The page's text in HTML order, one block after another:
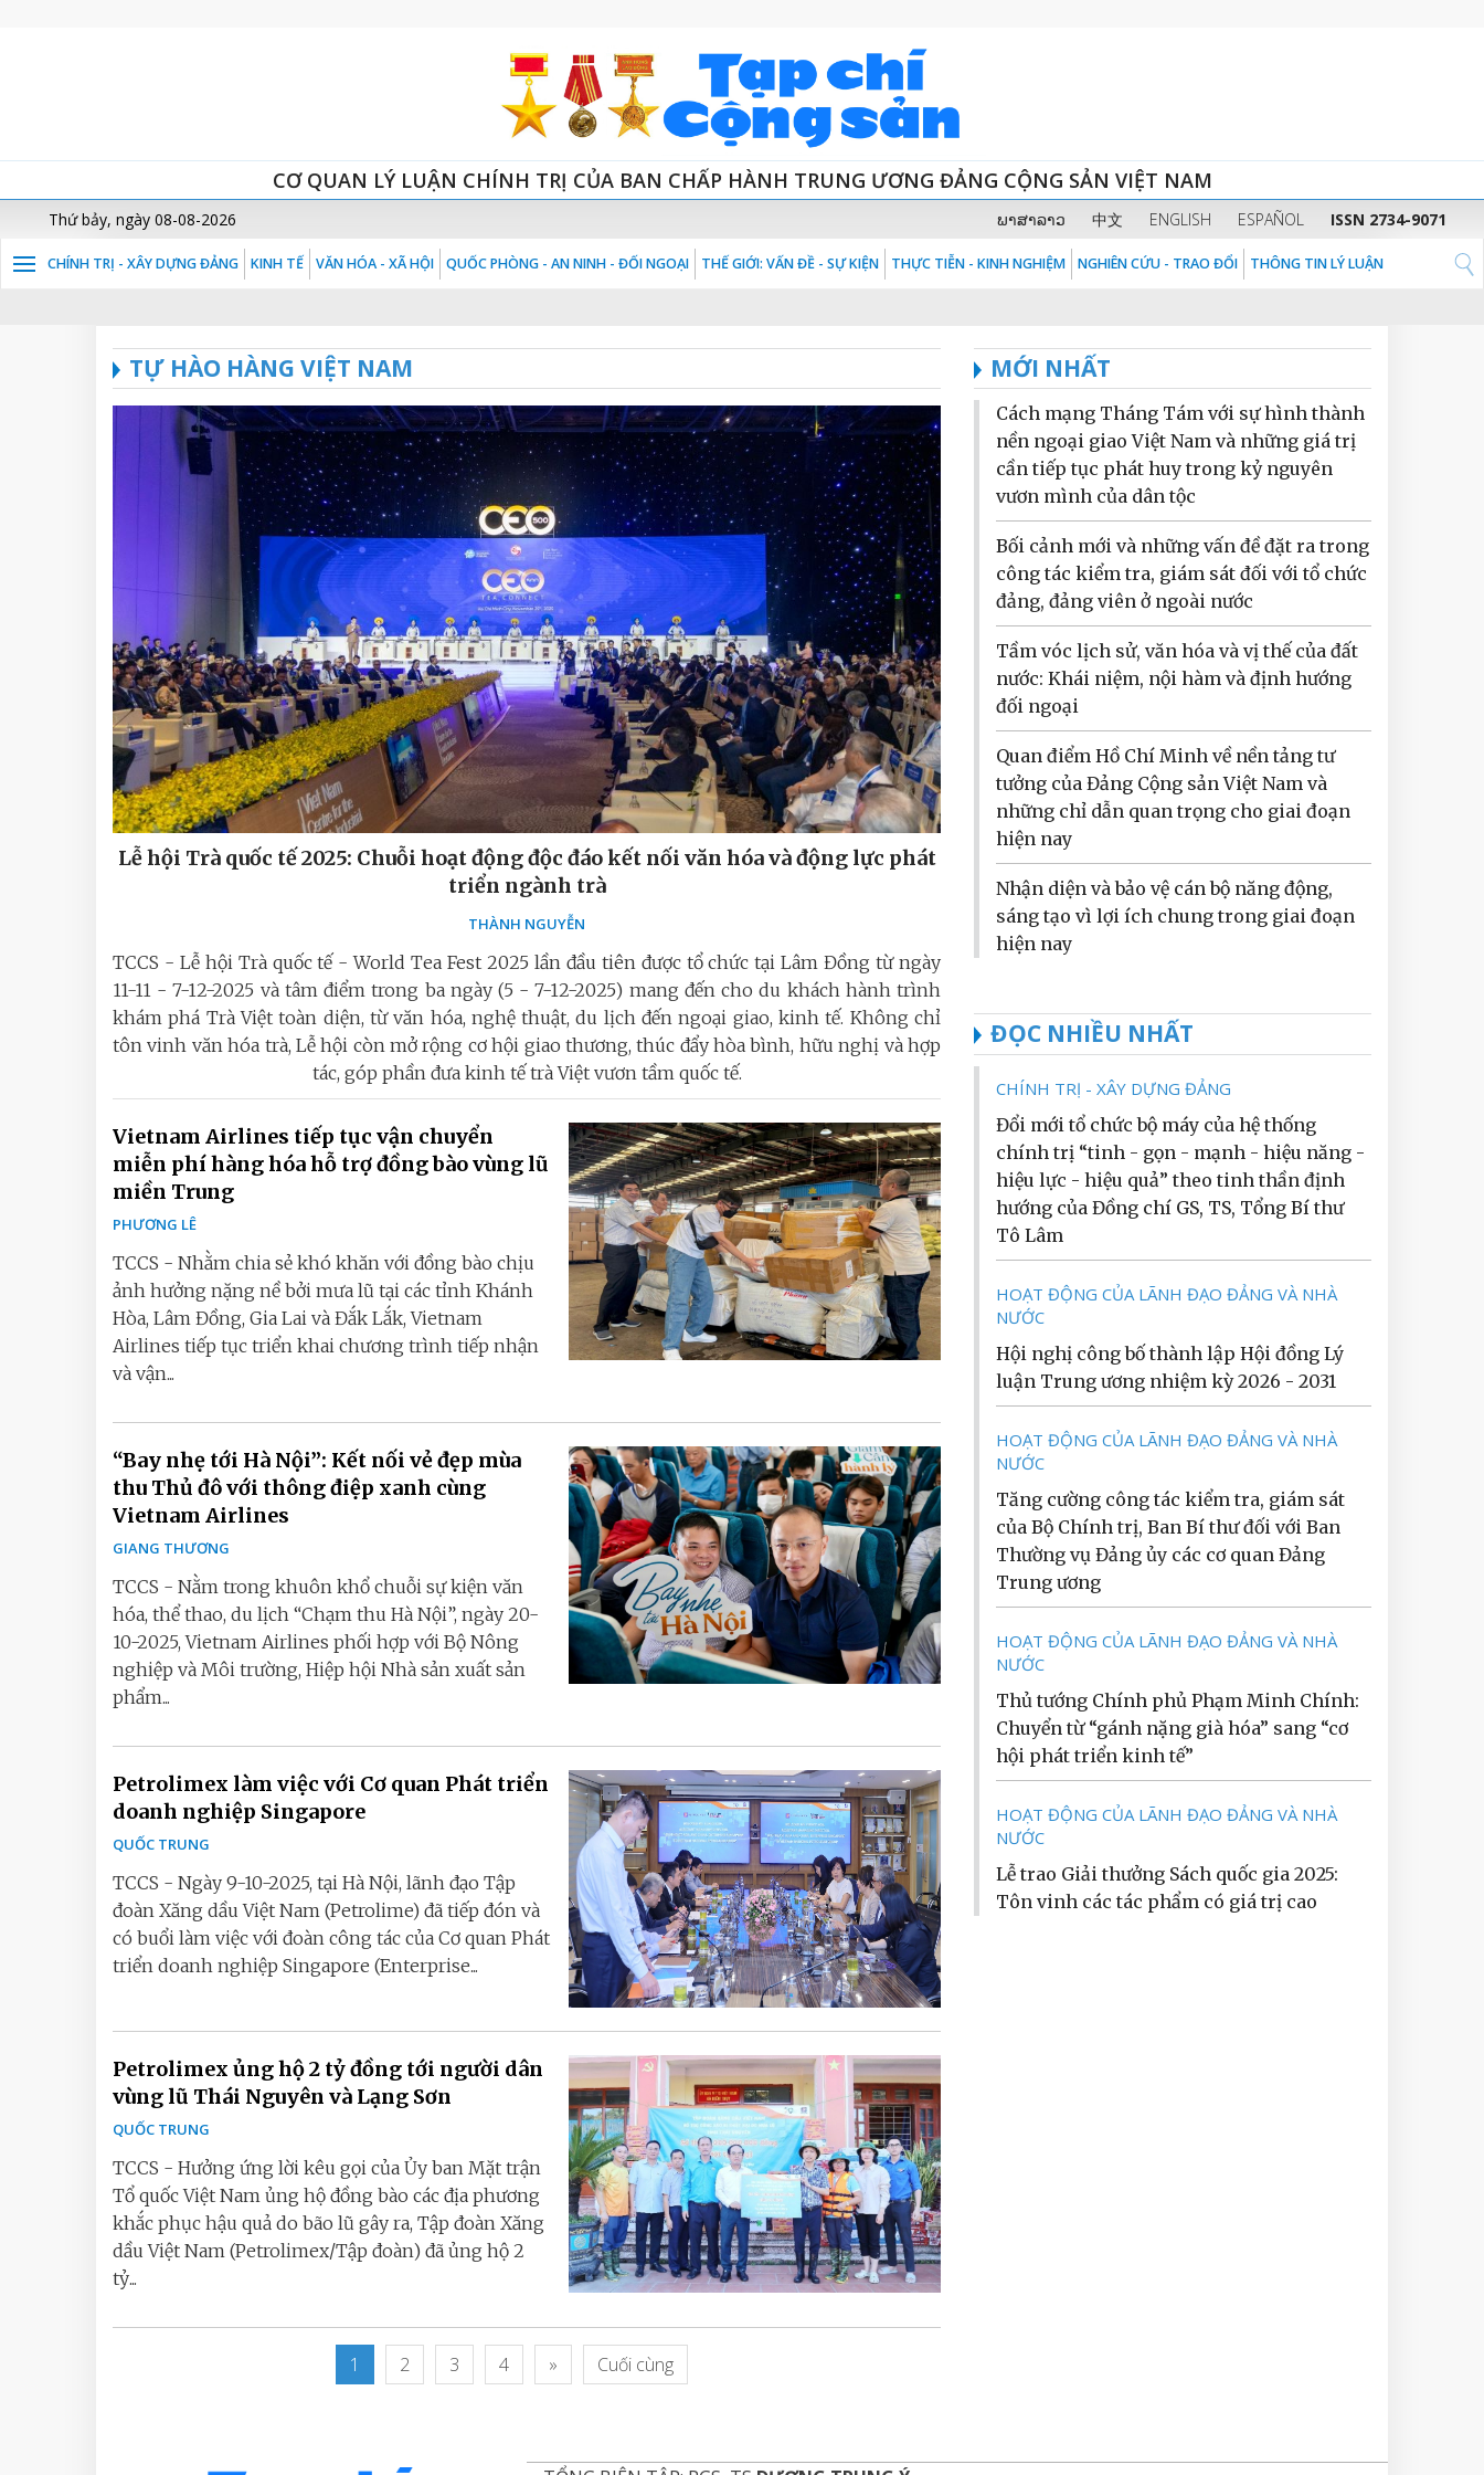
CƠ QUAN LÝ LUẬN CHÍNH TRỊ CỦA BAN CHẤP HÀNH TRUNG ƯƠNG ĐẢNG CỘNG SẢN VIỆT NAM
Thứ bảy, ngày 08-08-2026 ພາສາລາວ 中文 ENGLISH ESPAÑOL ISSN 2734-9071
CHÍNH TRỊ - XÂY DỰNG ĐẢNG KINH TẾ VĂN HÓA - XÃ HỘI QUỐC PHÒNG - AN NINH - ĐỐI NGOẠI THẾ GIỚI: VẤN ĐỀ - SỰ KIỆN THỰC TIỄN - KINH NGHIỆM NGHIÊN CỨU - TRAO ĐỔI THÔNG TIN LÝ LUẬN
TỰ HÀO HÀNG VIỆT NAM
Lễ hội Trà quốc tế 2025: Chuỗi hoạt động độc đáo kết nối văn hóa và động lực phát
triển ngành trà
THÀNH NGUYỄN
TCCS - Lễ hội Trà quốc tế - World Tea Fest 2025 lần đầu tiên được tổ chức tại Lâm Đồng từ ngày
11-11 - 7-12-2025 và tâm điểm trong ba ngày (5 - 7-12-2025) mang đến cho du khách hành trình
khám phá Trà Việt toàn diện, từ văn hóa, nghệ thuật, du lịch đến ngoại giao, kinh tế. Không chỉ
tôn vinh văn hóa trà, Lễ hội còn mở rộng cơ hội giao thương, thúc đẩy hòa bình, hữu nghị và hợp
tác, góp phần đưa kinh tế trà Việt vươn tầm quốc tế.
Vietnam Airlines tiếp tục vận chuyển
miễn phí hàng hóa hỗ trợ đồng bào vùng lũ
miền Trung
PHƯƠNG LÊ
TCCS - Nhằm chia sẻ khó khăn với đồng bào chịu
ảnh hưởng nặng nề bởi mưa lũ tại các tỉnh Khánh
Hòa, Lâm Đồng, Gia Lai và Đắk Lắk, Vietnam
Airlines tiếp tục triển khai chương trình tiếp nhận
và vận...
“Bay nhẹ tới Hà Nội”: Kết nối vẻ đẹp mùa
thu Thủ đô với thông điệp xanh cùng
Vietnam Airlines
GIANG THƯƠNG
TCCS - Nằm trong khuôn khổ chuỗi sự kiện văn
hóa, thể thao, du lịch “Chạm thu Hà Nội”, ngày 20-
10-2025, Vietnam Airlines phối hợp với Bộ Nông
nghiệp và Môi trường, Hiệp hội Nhà sản xuất sản
phẩm...
Petrolimex làm việc với Cơ quan Phát triển
doanh nghiệp Singapore
QUỐC TRUNG
TCCS - Ngày 9-10-2025, tại Hà Nội, lãnh đạo Tập
đoàn Xăng dầu Việt Nam (Petrolime) đã tiếp đón và
có buổi làm việc với đoàn công tác của Cơ quan Phát
triển doanh nghiệp Singapore (Enterprise...
Petrolimex ủng hộ 2 tỷ đồng tới người dân
vùng lũ Thái Nguyên và Lạng Sơn
QUỐC TRUNG
TCCS - Hưởng ứng lời kêu gọi của Ủy ban Mặt trận
Tổ quốc Việt Nam ủng hộ đồng bào các địa phương
khắc phục hậu quả do bão lũ gây ra, Tập đoàn Xăng
dầu Việt Nam (Petrolimex/Tập đoàn) đã ủng hộ 2
tỷ...
1 2 3 4 » Cuối cùng
MỚI NHẤT
Cách mạng Tháng Tám với sự hình thành
nền ngoại giao Việt Nam và những giá trị
cần tiếp tục phát huy trong kỷ nguyên
vươn mình của dân tộc
Bối cảnh mới và những vấn đề đặt ra trong
công tác kiểm tra, giám sát đối với tổ chức
đảng, đảng viên ở ngoài nước
Tầm vóc lịch sử, văn hóa và vị thế của đất
nước: Khái niệm, nội hàm và định hướng
đối ngoại
Quan điểm Hồ Chí Minh về nền tảng tư
tưởng của Đảng Cộng sản Việt Nam và
những chỉ dẫn quan trọng cho giai đoạn
hiện nay
Nhận diện và bảo vệ cán bộ năng động,
sáng tạo vì lợi ích chung trong giai đoạn
hiện nay
ĐỌC NHIỀU NHẤT
CHÍNH TRỊ - XÂY DỰNG ĐẢNG
Đổi mới tổ chức bộ máy của hệ thống
chính trị “tinh - gọn - mạnh - hiệu năng -
hiệu lực - hiệu quả” theo tinh thần định
hướng của Đồng chí GS, TS, Tổng Bí thư
Tô Lâm
HOẠT ĐỘNG CỦA LÃNH ĐẠO ĐẢNG VÀ NHÀ
NƯỚC
Hội nghị công bố thành lập Hội đồng Lý
luận Trung ương nhiệm kỳ 2026 - 2031
HOẠT ĐỘNG CỦA LÃNH ĐẠO ĐẢNG VÀ NHÀ
NƯỚC
Tăng cường công tác kiểm tra, giám sát
của Bộ Chính trị, Ban Bí thư đối với Ban
Thường vụ Đảng ủy các cơ quan Đảng
Trung ương
HOẠT ĐỘNG CỦA LÃNH ĐẠO ĐẢNG VÀ NHÀ
NƯỚC
Thủ tướng Chính phủ Phạm Minh Chính:
Chuyển từ “gánh nặng già hóa” sang “cơ
hội phát triển kinh tế”
HOẠT ĐỘNG CỦA LÃNH ĐẠO ĐẢNG VÀ NHÀ
NƯỚC
Lễ trao Giải thưởng Sách quốc gia 2025:
Tôn vinh các tác phẩm có giá trị cao